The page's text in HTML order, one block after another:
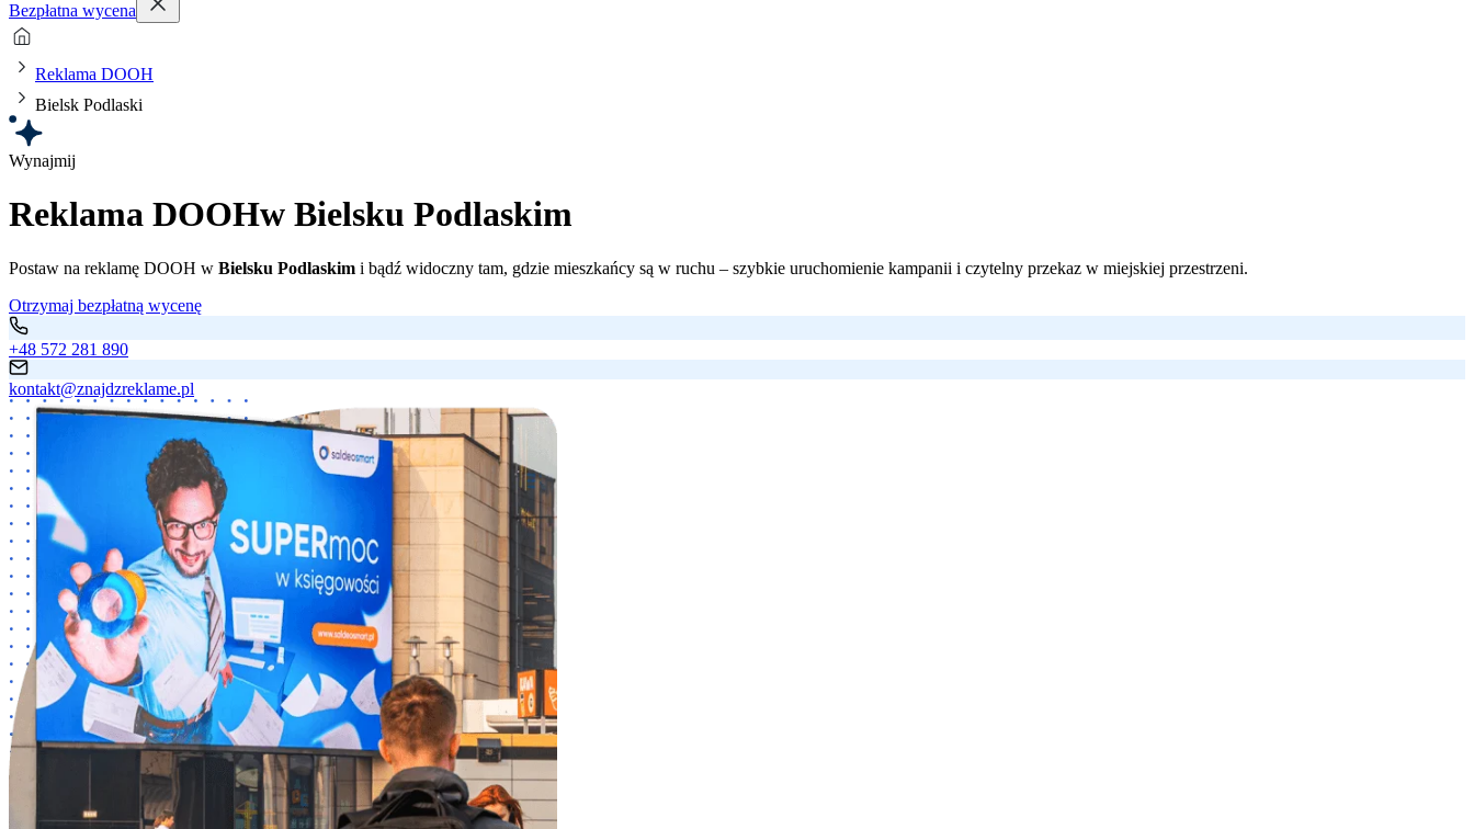
Bezpłatna wycena
Reklama DOOH
Bielsk Podlaski
Wynajmij
Reklama DOOHw Bielsku Podlaskim
Postaw na reklamę DOOH w Bielsku Podlaskim i bądź widoczny tam, gdzie mieszkańcy są w ruchu – szybkie uruchomienie kampanii i czytelny przekaz w miejskiej przestrzeni.
Otrzymaj bezpłatną wycenę
+48 572 281 890
kontakt@znajdzreklame.pl